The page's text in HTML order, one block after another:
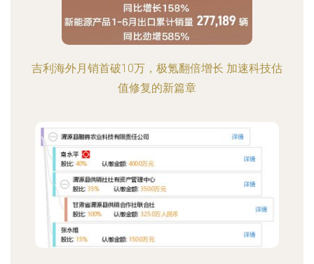
吉利海外月销首破10万，极氪翻倍增长 加速科技估
值修复的新篇章